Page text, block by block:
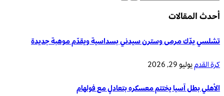
أحدث المقالات
تشلسي يدّك مرمى وسترن سيدني بسداسية ويقدّم موهبة جديدة
كرة القدميوليو 29, 2026
الأهلي بطل آسيا يختتم معسكره بتعادلٍ مع فولهام